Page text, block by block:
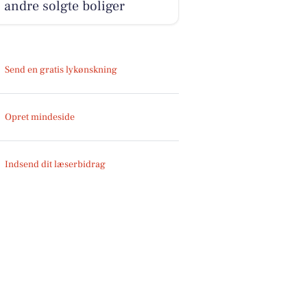
andre solgte boliger
Send en gratis lykønskning
Opret mindeside
Indsend dit læserbidrag